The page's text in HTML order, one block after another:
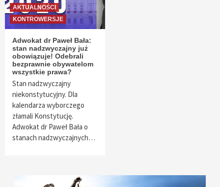
AKTUALNOŚCI
KONTROWERSJE
Adwokat dr Paweł Bała:
stan nadzwyczajny już
obowiązuje! Odebrali
bezprawnie obywatelom
wszystkie prawa?
Stan nadzwyczajny
niekonstytucyjny. Dla
kalendarza wyborczego
złamali Konstytucję.
Adwokat dr Paweł Bała o
stanach nadzwyczajnych…